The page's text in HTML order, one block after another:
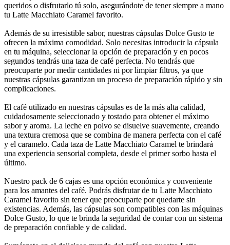
queridos o disfrutarlo tú solo, asegurándote de tener siempre a mano
tu Latte Macchiato Caramel favorito.
Además de su irresistible sabor, nuestras cápsulas Dolce Gusto te
ofrecen la máxima comodidad. Solo necesitas introducir la cápsula
en tu máquina, seleccionar la opción de preparación y en pocos
segundos tendrás una taza de café perfecta. No tendrás que
preocuparte por medir cantidades ni por limpiar filtros, ya que
nuestras cápsulas garantizan un proceso de preparación rápido y sin
complicaciones.
El café utilizado en nuestras cápsulas es de la más alta calidad,
cuidadosamente seleccionado y tostado para obtener el máximo
sabor y aroma. La leche en polvo se disuelve suavemente, creando
una textura cremosa que se combina de manera perfecta con el café
y el caramelo. Cada taza de Latte Macchiato Caramel te brindará
una experiencia sensorial completa, desde el primer sorbo hasta el
último.
Nuestro pack de 6 cajas es una opción económica y conveniente
para los amantes del café. Podrás disfrutar de tu Latte Macchiato
Caramel favorito sin tener que preocuparte por quedarte sin
existencias. Además, las cápsulas son compatibles con las máquinas
Dolce Gusto, lo que te brinda la seguridad de contar con un sistema
de preparación confiable y de calidad.